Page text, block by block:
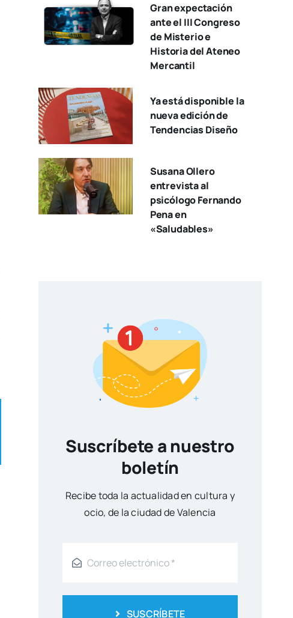
Gran expectación
ante el III Congreso
de Misterio e
Historia del Ateneo
Mercantil
Ya está disponible la
nueva edición de
Tendencias Diseño
Susana Ollero
entrevista al
psicólogo Fernando
Pena en
«Saludables»
Suscríbete a nuestro
boletín
Reci­be toda la actua­li­dad en cul­tu­ra y
ocio, de la ciu­dad de Valen­cia
SUSCRÍBETE